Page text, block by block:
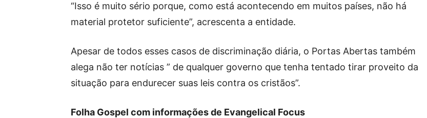
“Isso é muito sério porque, como está acontecendo em muitos países, não há
material protetor suficiente”, acrescenta a entidade.
Apesar de todos esses casos de discriminação diária, o Portas Abertas também
alega não ter notícias ” de qualquer governo que tenha tentado tirar proveito da
situação para endurecer suas leis contra os cristãos”.
Folha Gospel com informações de Evangelical Focus